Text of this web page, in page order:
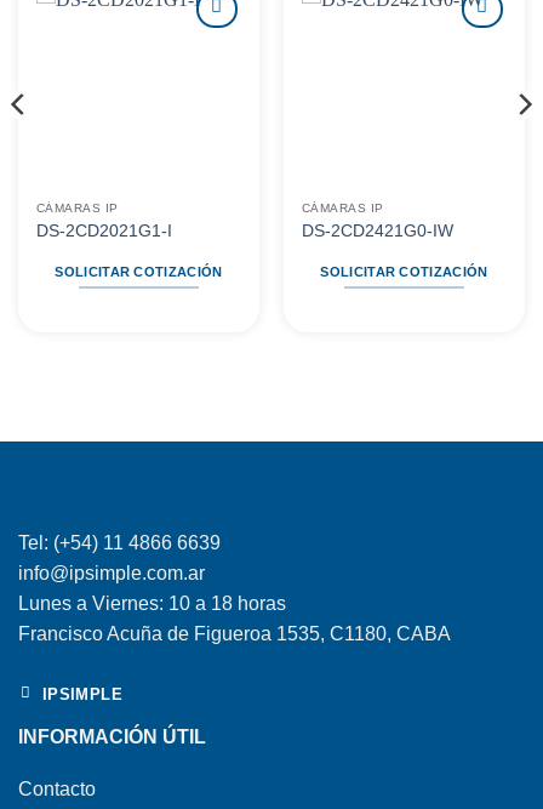
CÁMARAS IP
DS-2CD2021G1-I
SOLICITAR COTIZACIÓN
CÁMARAS IP
DS-2CD2421G0-IW
SOLICITAR COTIZACIÓN
Tel: (+54) 11 4866 6639
info@ipsimple.com.ar
Lunes a Viernes: 10 a 18 horas
Francisco Acuña de Figueroa 1535, C1180, CABA
IPSIMPLE
INFORMACIÓN ÚTIL
Contacto